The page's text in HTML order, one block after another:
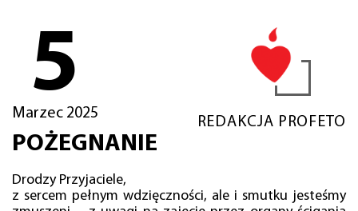
5
Marzec 2025
REDAKCJA PROFETO
POŻEGNANIE
Drodzy Przyjaciele,
z sercem pełnym wdzięczności, ale i smutku jesteśmy